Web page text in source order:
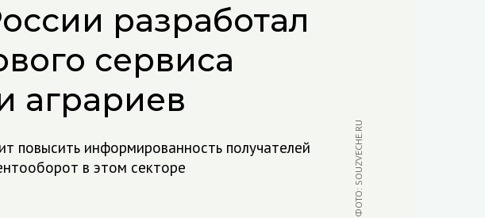
разработал
сервиса
аграриев
повысить информированность получателей
в этом секторе
ФОТО: SOUZVECHE.RU